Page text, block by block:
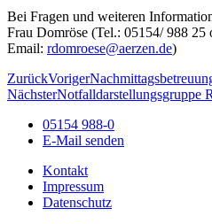
Bei Fragen und weiteren
Frau Domröse (Tel.: 05154/ 988 25
Email: rdomroese@aerzen.de)
ZurückVoriger
NächsterNotfalldarstellungsgruppe
05154 988-0
E-Mail senden
Kontakt
Impressum
Datenschutz